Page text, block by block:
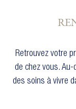
Retrouvez votre
de chez vous.
des soins à vivre